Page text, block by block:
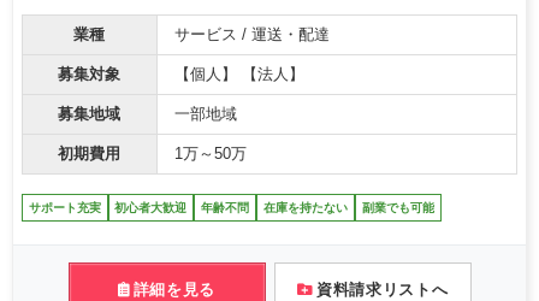
業種 サービス / 運送・配達
募集対象 【個人】 【法人】
募集地域 一部地域
初期費用 1万～50万
サポート充実 初心者大歓迎 年齢不問 在庫を持たない 副業でも可能
詳細を見る 資料請求リストへ